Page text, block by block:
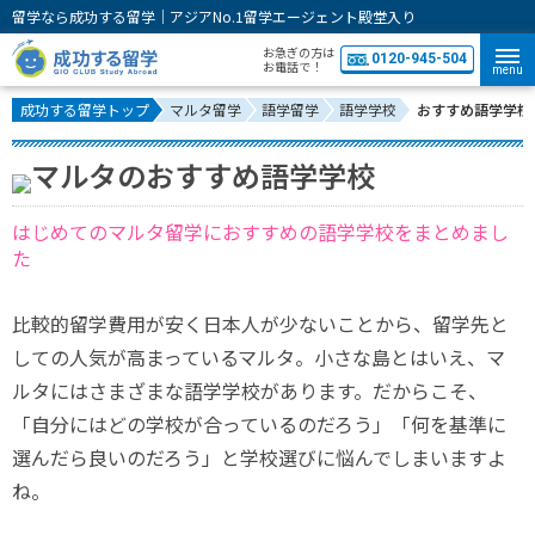
留学なら成功する留学｜アジアNo.1留学エージェント殿堂入り
お急ぎの方は
お電話で！
0120-945-504
menu
成功する留学トップ マルタ留学 語学留学 語学学校 おすすめ語学学校
マルタのおすすめ語学学校
はじめてのマルタ留学におすすめの語学学校をまとめまし
た
比較的留学費用が安く日本人が少ないことから、留学先と
しての人気が高まっているマルタ。小さな島とはいえ、マ
ルタにはさまざまな語学学校があります。だからこそ、
「自分にはどの学校が合っているのだろう」「何を基準に
選んだら良いのだろう」と学校選びに悩んでしまいますよ
ね。